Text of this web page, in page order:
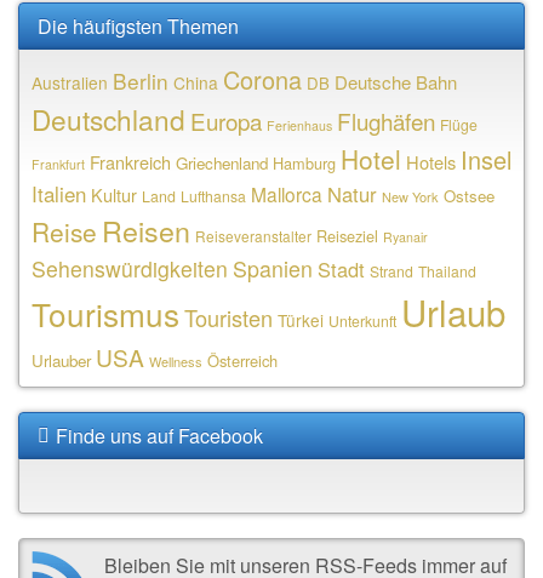
Die häufigsten Themen
Australien Berlin China Corona DB Deutsche Bahn
Deutschland Europa Ferienhaus Flughäfen Flüge
Frankfurt Frankreich Griechenland Hamburg Hotel Hotels Insel
Italien Kultur Land Lufthansa Mallorca Natur New York Ostsee
Reise Reisen Reiseveranstalter Reiseziel Ryanair
Sehenswürdigkeiten Spanien Stadt Strand Thailand
TourismusTouristen Türkei Unterkunft Urlaub
Urlauber USA Wellness Österreich
Finde uns auf Facebook
Bleiben Sie mit unseren RSS-Feeds immer auf